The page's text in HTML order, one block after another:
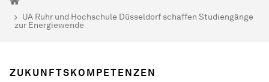
UA Ruhr und Hochschule Düsseldorf schaffen Studiengänge
zur Energiewende
ZUKUNFTSKOMPETENZEN